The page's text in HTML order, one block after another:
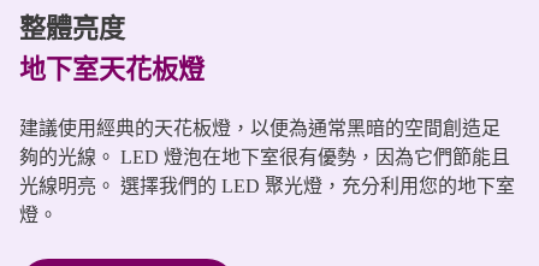
整體亮度
地下室天花板燈
建議使用經典的天花板燈，以便為通常黑暗的空間創造足
夠的光線。 LED 燈泡在地下室很有優勢，因為它們節能且
光線明亮。 選擇我們的 LED 聚光燈，充分利用您的地下室
燈。